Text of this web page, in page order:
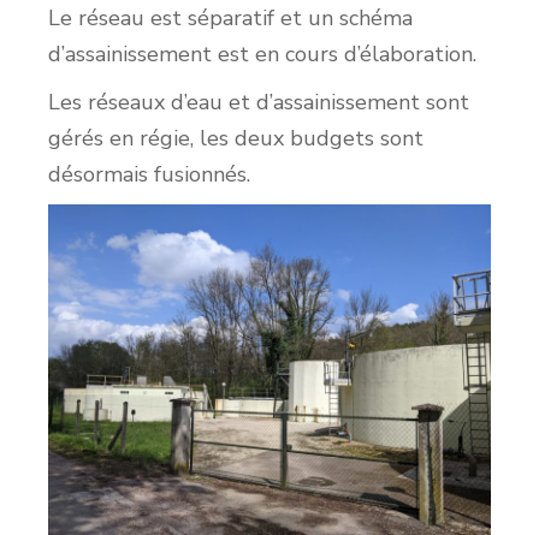
Le réseau est séparatif et un schéma
d’assainissement est en cours d’élaboration.
Les réseaux d’eau et d’assainissement sont
gérés en régie, les deux budgets sont
désormais fusionnés.